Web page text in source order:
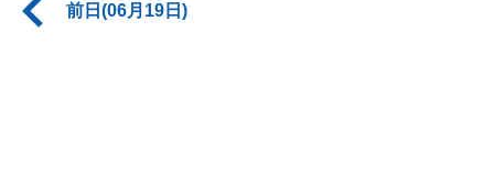
前日(06月19日)